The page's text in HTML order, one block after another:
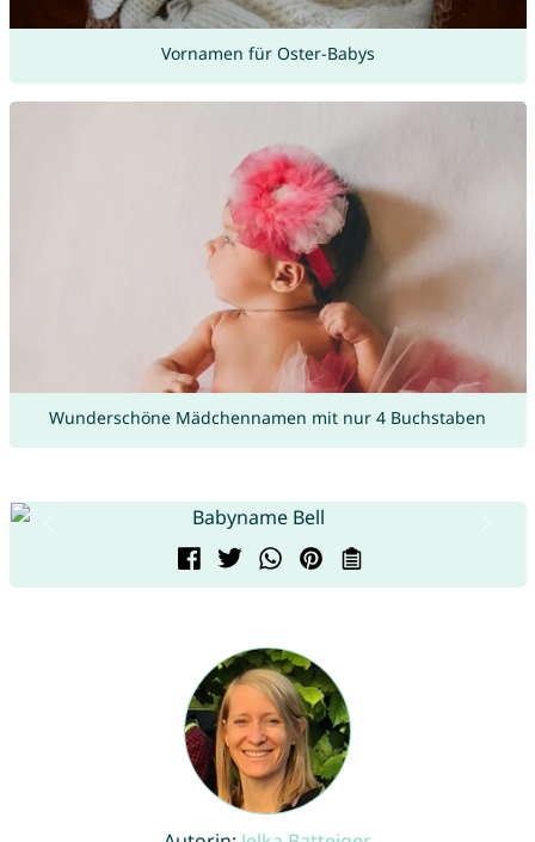
Vornamen für Oster-Babys
Wunderschöne Mädchennamen mit nur 4 Buchstaben